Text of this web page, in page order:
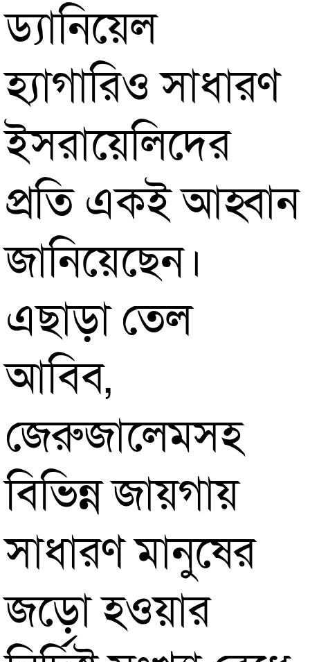
ড্যানিয়েল
হ্যাগারিও সাধারণ
ইসরায়েলিদের
প্রতি একই আহ্বান
জানিয়েছেন।
এছাড়া তেল
আবিব,
জেরুজালেমসহ
বিভিন্ন জায়গায়
সাধারণ মানুষের
জড়ো হওয়ার